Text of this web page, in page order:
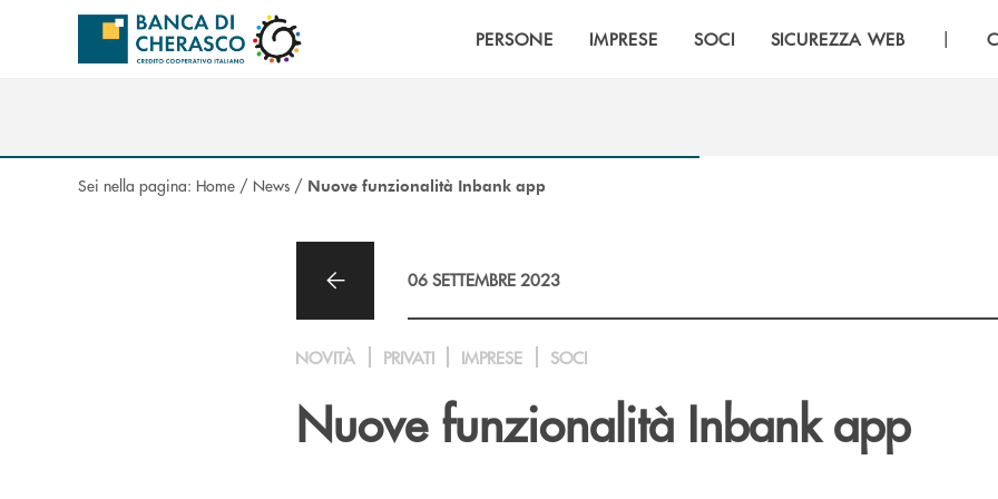
Salta al contenuto principale
PERSONE IMPRESE SOCI SICUREZZA WEB |
Sei nella pagina: Home / News / Nuove funzionalità Inbank app
06 SETTEMBRE 2023
NOVITÀ PRIVATI IMPRESE SOCI
Nuove funzionalità Inbank app